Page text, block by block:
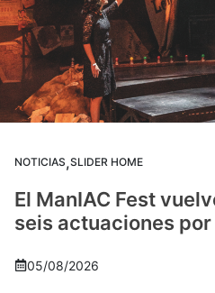
NOTICIAS,SLIDER HOME
El ManIAC Fest
seis actuaciones
05/08/2026